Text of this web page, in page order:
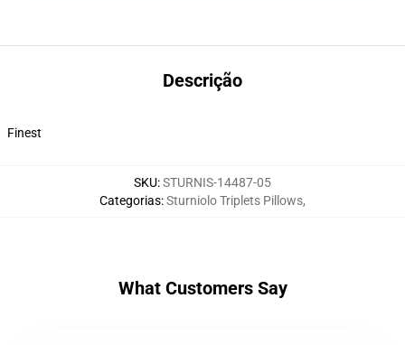
Descrição
Finest
SKU:STURNIS-14487-05
Categorias:Sturniolo Triplets Pillows,
What Customers Say